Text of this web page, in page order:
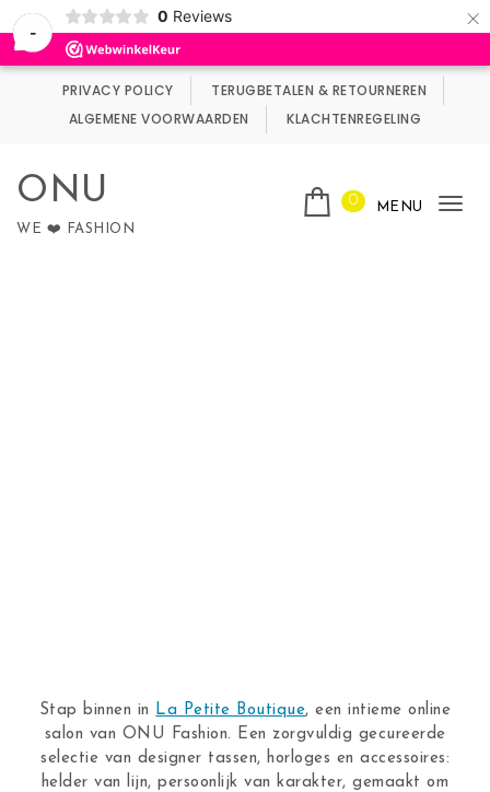
-
0 Reviews ×
Wij maken gebruik van cookies.
PRIVACY POLICY
TERUGBETALEN & RETOURNEREN
ALGEMENE VOORWAARDEN
KLACHTENREGELING
ONU
WE ❤️ FASHION
0 MENU
Stap binnen in La Petite Boutique, een intieme online
salon van ONU Fashion. Een zorgvuldig gecureerde
selectie van designer tassen, horloges en accessoires:
helder van lijn, persoonlijk van karakter, gemaakt om